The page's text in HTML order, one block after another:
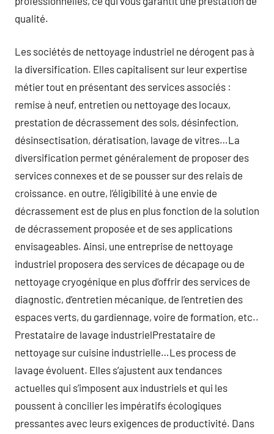
qualité.
Les sociétés de nettoyage industriel ne dérogent pas à
la diversification. Elles capitalisent sur leur expertise
métier tout en présentant des services associés :
remise à neuf, entretien ou nettoyage des locaux,
prestation de décrassement des sols, désinfection,
désinsectisation, dératisation, lavage de vitres…La
diversification permet généralement de proposer des
services connexes et de se pousser sur des relais de
croissance. en outre, l’éligibilité à une envie de
décrassement est de plus en plus fonction de la solution
de décrassement proposée et de ses applications
envisageables. Ainsi, une entreprise de nettoyage
industriel proposera des services de décapage ou de
nettoyage cryogénique en plus d’offrir des services de
diagnostic, d’entretien mécanique, de l’entretien des
espaces verts, du gardiennage, voire de formation, etc..
Prestataire de lavage industrielPrestataire de
nettoyage sur cuisine industrielle…Les process de
lavage évoluent. Elles s’ajustent aux tendances
actuelles qui s’imposent aux industriels et qui les
poussent à concilier les impératifs écologiques
pressantes avec leurs exigences de productivité. Dans